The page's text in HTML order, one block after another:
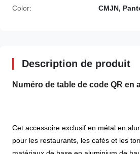
Color: CMJN,
Description de produit
Numéro de table de code QR
Cet accessoire exclusif en métal en
pour les restaurants, les cafés et les